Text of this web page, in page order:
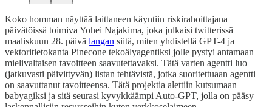
Koko homman näyttää laittaneen käyntiin riskirahoittajana
päivätöissä toimiva Yohei Najakima, joka julkaisi twitterissä
maaliskuun 28. päivä langan siitä, miten yhdistellä GPT-4 ja
vektoritietokanta Pinecone tekoälyagentiksi jolle pystyi antamaan
mielivaltaisen tavoitteen saavutettavaksi. Tätä varten agentti luo
(jatkuvasti päivittyvän) listan tehtävistä, jotka suoritettuaan agentti
on saavuttanut tavoitteensa. Tätä projektia alettiin kutsumaan
babyagiksi ja sitä seurasi kyvykkäämpi Auto-GPT, jolla on pääsy